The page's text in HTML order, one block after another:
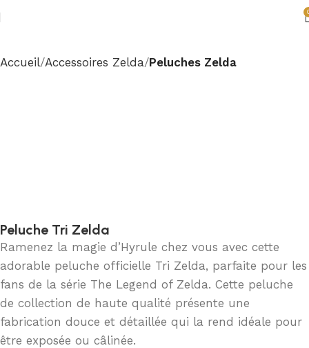
Accueil Accessoires Zelda Peluches Zelda
Peluche Tri Zelda
Ramenez la magie d’Hyrule chez vous avec cette
adorable peluche officielle Tri Zelda, parfaite pour les
fans de la série The Legend of Zelda. Cette peluche
de collection de haute qualité présente une
fabrication douce et détaillée qui la rend idéale pour
être exposée ou câlinée.